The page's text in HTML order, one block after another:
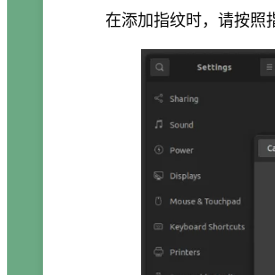
在添加指纹时，请按照